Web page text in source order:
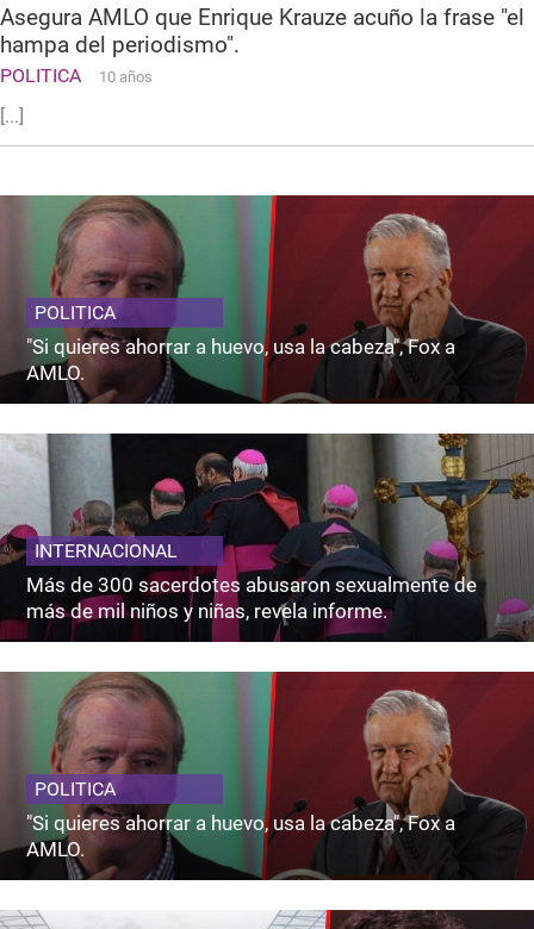
Asegura AMLO que Enrique Krauze acuño la frase "el
hampa del periodismo".
POLITICA 10 años
[...]
POLITICA
"Si quieres ahorrar a huevo, usa la cabeza", Fox a
AMLO.
INTERNACIONAL
Más de 300 sacerdotes abusaron sexualmente de
más de mil niños y niñas, revela informe.
POLITICA
"Si quieres ahorrar a huevo, usa la cabeza", Fox a
AMLO.